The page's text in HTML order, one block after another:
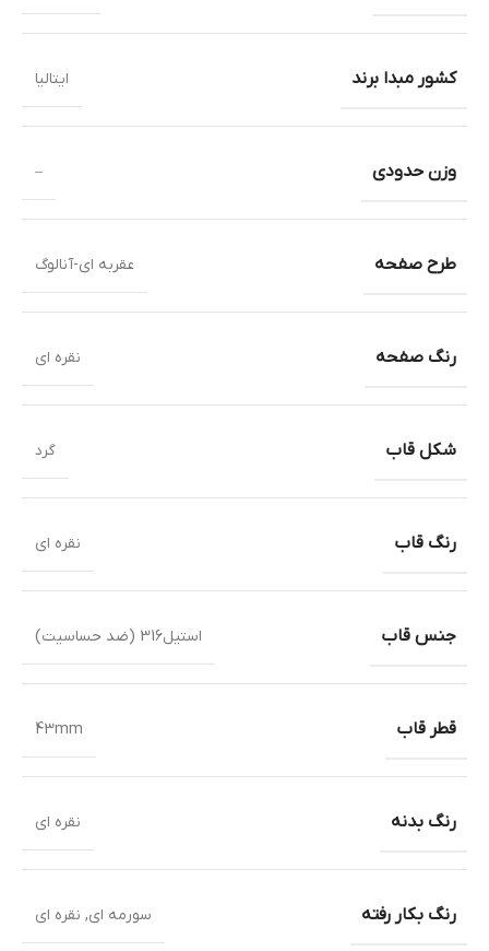
کشور مبدا برند ایتالیا
وزن حدودی –
طرح صفحه عقربه ای-آنالوگ
رنگ صفحه نقره ای
شکل قاب گرد
رنگ قاب نقره ای
جنس قاب استیل316 (ضد حساسیت)
قطر قاب 43mm
رنگ بدنه نقره ای
رنگ بکار رفته سورمه ای, نقره ای